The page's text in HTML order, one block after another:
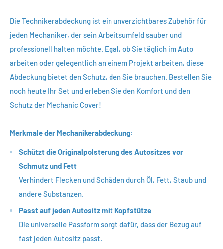
Die Technikerabdeckung ist ein unverzichtbares Zubehör für
jeden Mechaniker, der sein Arbeitsumfeld sauber und
professionell halten möchte. Egal, ob Sie täglich im Auto
arbeiten oder gelegentlich an einem Projekt arbeiten, diese
Abdeckung bietet den Schutz, den Sie brauchen. Bestellen Sie
noch heute Ihr Set und erleben Sie den Komfort und den
Schutz der Mechanic Cover!
Merkmale der Mechanikerabdeckung:
Schützt die Originalpolsterung des Autositzes vor
Schmutz und Fett
Verhindert Flecken und Schäden durch Öl, Fett, Staub und
andere Substanzen.
Passt auf jeden Autositz mit Kopfstütze
Die universelle Passform sorgt dafür, dass der Bezug auf
fast jeden Autositz passt.